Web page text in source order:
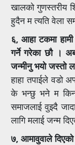
खालको गुणस्तरीय
हुदैन म त्यति वेला
६, आहा टकमा हामी
गर्ने गरेका छौ ।
जन्मीनु भयो जस्तो
हाहा तपाईले वडो
के भन्छु भने म किन
समाजलाई वुझ्दै
लागि मलाई जन्म
७, आमावुवाले